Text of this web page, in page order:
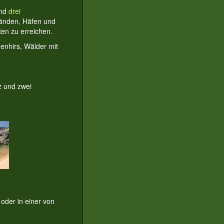
drei
Häfen und
zu erreichen.
Wälder mit
und zwei
in einer von